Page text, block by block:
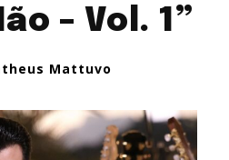
– Vol. 1”
Mattuvo